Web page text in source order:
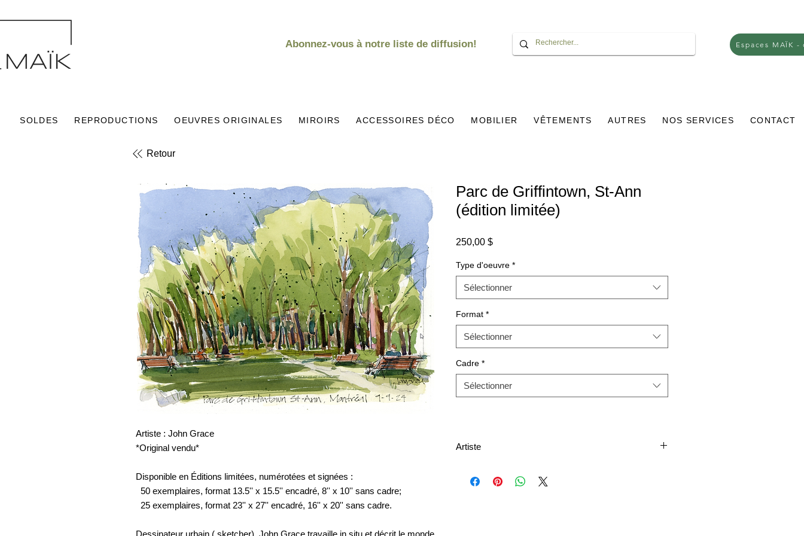
Abonnez-vous à notre liste de diffusion! Espaces MAÏK
SOLDES REPRODUCTIONS OEUVRES ORIGINALES MIROIRS ACCESSOIRES DÉCO MOBILIER VÊTEMENTS AUTRES NOS SERVICES CONTACT
Retour
Artiste : John Grace
*Original vendu*
Disponible en Éditions limitées, numérotées et signées :
50 exemplaires, format 13.5'' x 15.5'' encadré, 8'' x 10'' sans cadre;
25 exemplaires, format 23'' x 27'' encadré, 16'' x 20'' sans cadre.
Dessinateur urbain ( sketcher), John Grace travaille in situ et décrit le monde
Parc de Griffintown, St-Ann
(édition limitée)
250,00 $Prix
Type d'oeuvre *
Sélectionner
Format *
Sélectionner
Cadre *
Sélectionner
Artiste